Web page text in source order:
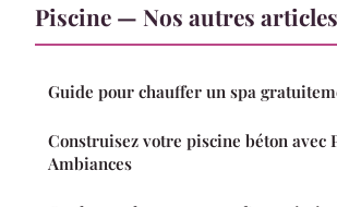
Piscine — Nos autres articles
Guide pour chauffer un spa
Construisez votre piscine béton avec
Ambiances